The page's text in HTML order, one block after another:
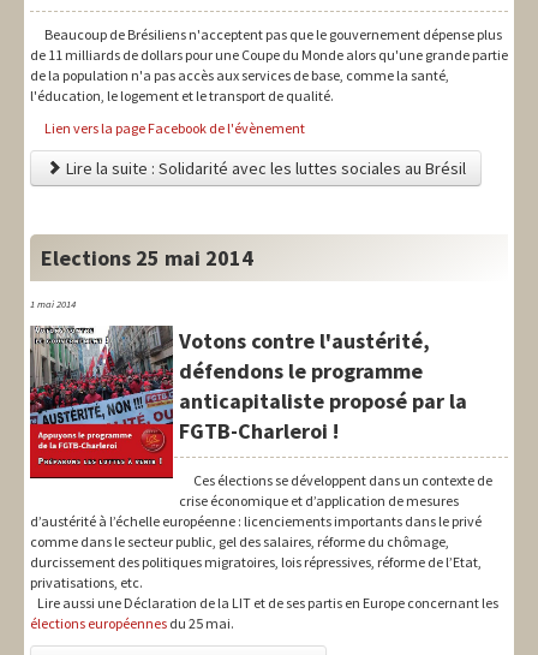
Beaucoup de Brésiliens n'acceptent pas que le gouvernement dépense plus
de 11 milliards de dollars pour une Coupe du Monde alors qu'une grande partie
de la population n'a pas accès aux services de base, comme la santé,
l'éducation, le logement et le transport de qualité.
Lien vers la page Facebook de l'évènement
Lire la suite : Solidarité avec les luttes sociales au Brésil
Elections 25 mai 2014
1 mai 2014
Votons contre l'austérité,
défendons le programme
anticapitaliste proposé par la
FGTB-Charleroi !
Ces élections se développent dans un contexte de
crise économique et d’application de mesures
d’austérité à l’échelle européenne : licenciements importants dans le privé
comme dans le secteur public, gel des salaires, réforme du chômage,
durcissement des politiques migratoires, lois répressives, réforme de l’Etat,
privatisations, etc.
Lire aussi une Déclaration de la LIT et de ses partis en Europe concernant les
élections européennes du 25 mai.